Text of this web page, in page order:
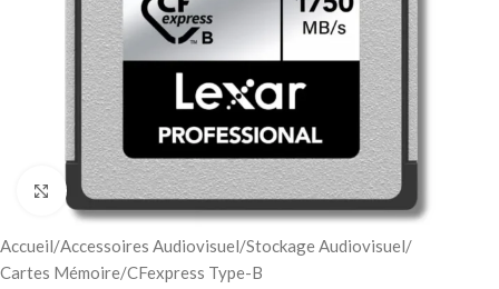
Click to enlarge
Accueil/Accessoires Audiovisuel/Stockage Audiovisuel/
Cartes Mémoire/CFexpress Type-B